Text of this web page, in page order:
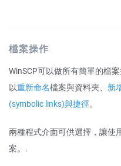
檔案操作
WinSCP可以做所有簡單的檔
以重新命名檔案與資料夾、 新
(symbolic links)與捷徑。
兩種程式介面可供選擇，讓使
案。.